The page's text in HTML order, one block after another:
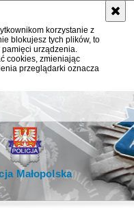
korzystanie z
blokujesz tych plików, to
urządzenia.
cookies, zmieniając
przeglądarki oznacza
Małopolska